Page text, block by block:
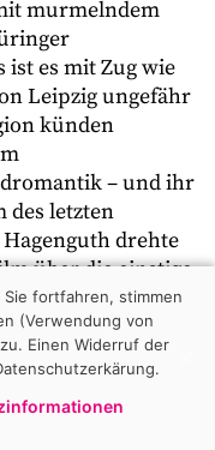
murmelndem
ist es mit Zug wie
Leipzig ungefähr
künden
– und ihr
des letzten
drehte
über die einstige
der mit alten
früher die nun
der Wende zogen
die Urlauber
Zeit kam
fortfahren, stimmen
(Verwendung von
Einen Widerruf der